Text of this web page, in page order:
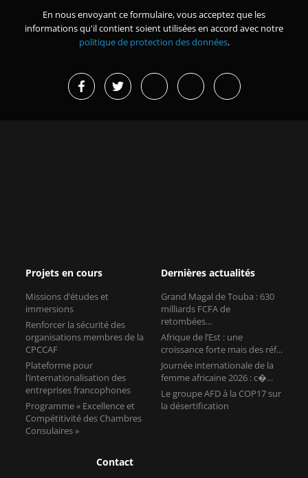
En nous envoyant ce formulaire, vous acceptez que les
informations qu'il contient soient utilisées en accord avec notre
politique de protection des données.
Projets en cours
Missions d’études et
immersions
Renforcer la sécurité des
organisations membres de la
CPCCAF
Plateforme pour
l’internationalisation des
entreprises francophones
Programme « Excellence et
Compétitivité des Chambres
Consulaires »
Dernières actualités
Grand Magal de Touba : 630
milliards FCFA de
retombées...
Afrique de l’Est : une
croissance forte mais des réf...
Journée internationale de la
femme africaine 2026 : c�...
Le groupe AFD à la COP17 sur
la désertification
Contact